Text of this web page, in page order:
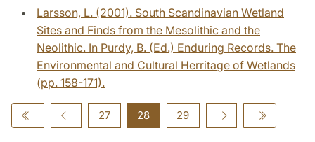
Larsson, L. (2001). South Scandinavian Wetland
Sites and Finds from the Mesolithic and the
Neolithic. In Purdy, B. (Ed.) Enduring Records. The
Environmental and Cultural Herritage of Wetlands
(pp. 158-171).
27 28 29